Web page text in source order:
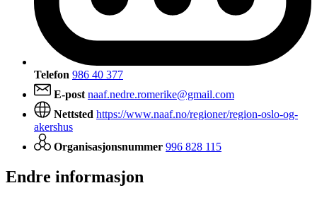
Telefon 986 40 377
E-post naaf.nedre.romerike@gmail.com
Nettsted https://www.naaf.no/regioner/region-oslo-og-
akershus
Organisasjonsnummer 996 828 115
Endre informasjon